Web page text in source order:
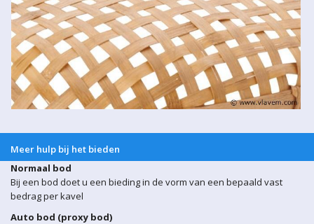
Meer hulp bij het bieden
Normaal bod
Bij een bod doet u een bieding in de vorm van een bepaald vast
bedrag per kavel
Auto bod (proxy bod)